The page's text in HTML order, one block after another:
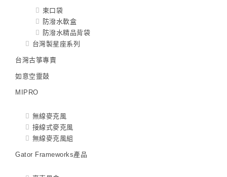
束口袋
防潑水軟盒
防潑水精品背袋
台灣製星座系列
台灣古箏專賣
如意空靈鼓
MIPRO
無線麥克風
接線式麥克風
無線麥克風組
Gator Frameworks產品